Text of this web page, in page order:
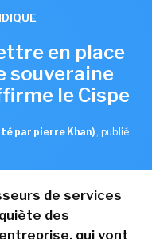
en place
souveraine
le Cispe
par pierre Khan), publié
de services
des
qui vont